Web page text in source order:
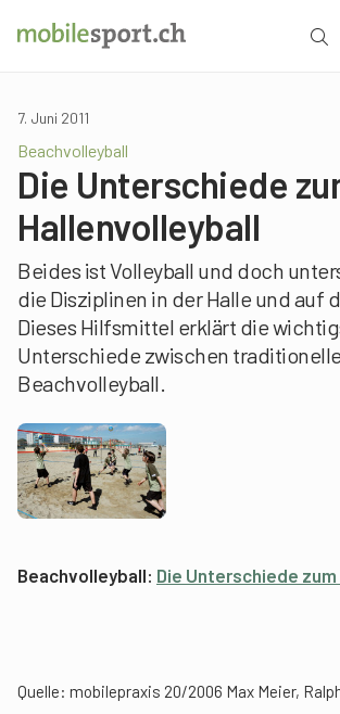
7. Juni 2011
Beachvolleyball
Die Unterschiede
Hallenvolleyball
Beides ist Volleyball und doch
die Disziplinen in der Halle und auf
Dieses Hilfsmittel erklärt die
Unterschiede zwischen
Beachvolleyball.
Beachvolleyball: Die Unterschiede
Quelle: mobilepraxis 20/2006 Max Meier,